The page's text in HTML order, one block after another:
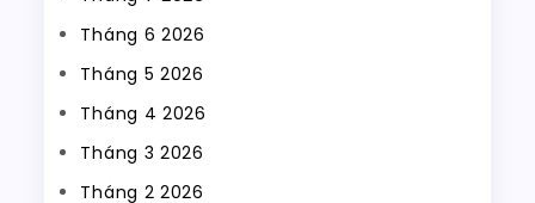
Tháng 6 2026
Tháng 5 2026
Tháng 4 2026
Tháng 3 2026
Tháng 2 2026